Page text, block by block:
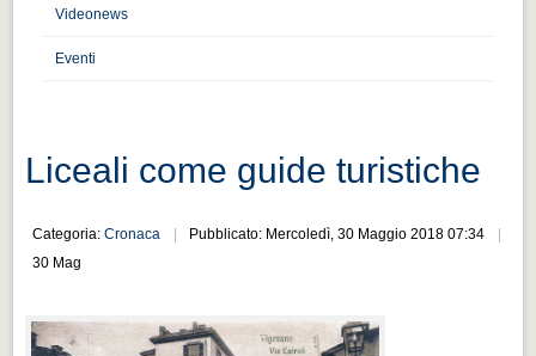
Distretto industriale
Muoversi a Vigevano
Cultura e turismo 4.0
PROGETTI
Progetti Aperti
Videonews
Eventi
Liceali come guide turistiche
Categoria:Cronaca
Pubblicato: Mercoledì, 30 Maggio 2018 07:34
30 Mag